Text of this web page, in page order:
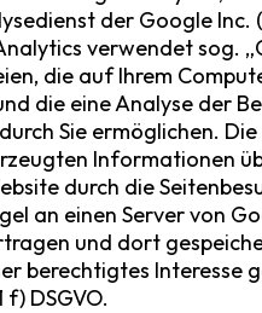
der Google Inc.
verwendet sog.
die auf Ihrem
die eine Analyse der
Sie ermöglichen.
Informationen
durch die
an einen Server von
und dort
berechtigtes Interesse
f) DSGVO.